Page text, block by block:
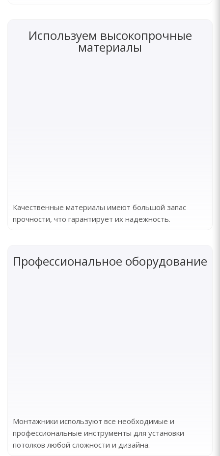
Используем высокопрочные
материалы
Качественные материалы имеют большой запас
прочности, что гарантирует их надежность.
Профессиональное оборудование
Монтажники используют все необходимые и
профессиональные инструменты для установки
потолков любой сложности и дизайна.